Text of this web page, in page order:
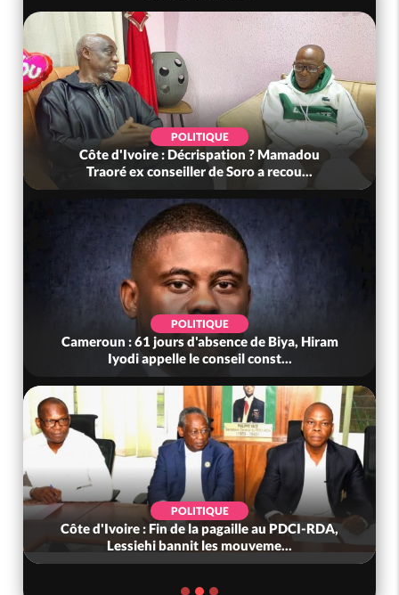
POLITIQUE
Côte d'Ivoire : Décrispation ? Mamadou
Traoré ex conseiller de Soro a recou...
POLITIQUE
Cameroun : 61 jours d'absence de Biya, Hiram
Iyodi appelle le conseil const...
POLITIQUE
Côte d'Ivoire : Fin de la pagaille au PDCI-RDA,
Lessiehi bannit les mouveme...